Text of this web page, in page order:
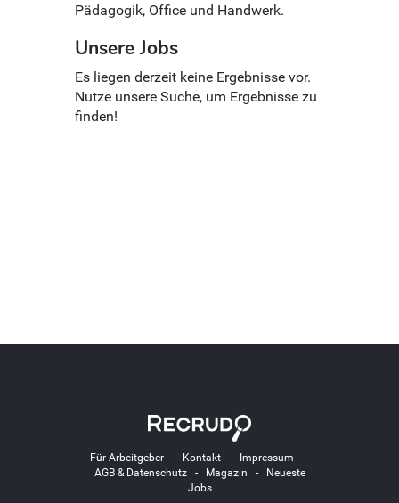
Pädagogik, Office und Handwerk.
Unsere Jobs
Es liegen derzeit keine Ergebnisse vor.
Nutze unsere Suche, um Ergebnisse zu
finden!
Für Arbeitgeber- Kontakt- Impressum -
AGB & Datenschutz- Magazin -
Neueste
Jobs